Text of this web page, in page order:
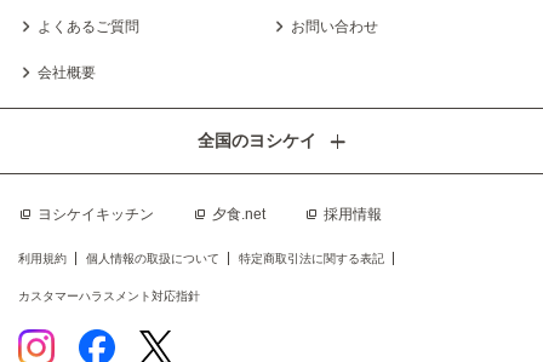
よくあるご質問 お問い合わせ
会社概要
ヨシケイキッチン 夕食.net 採用情報
全国のヨシケイ
利用規約 個人情報の取扱について 特定商取引法に関する表記
カスタマーハラスメント対応指針